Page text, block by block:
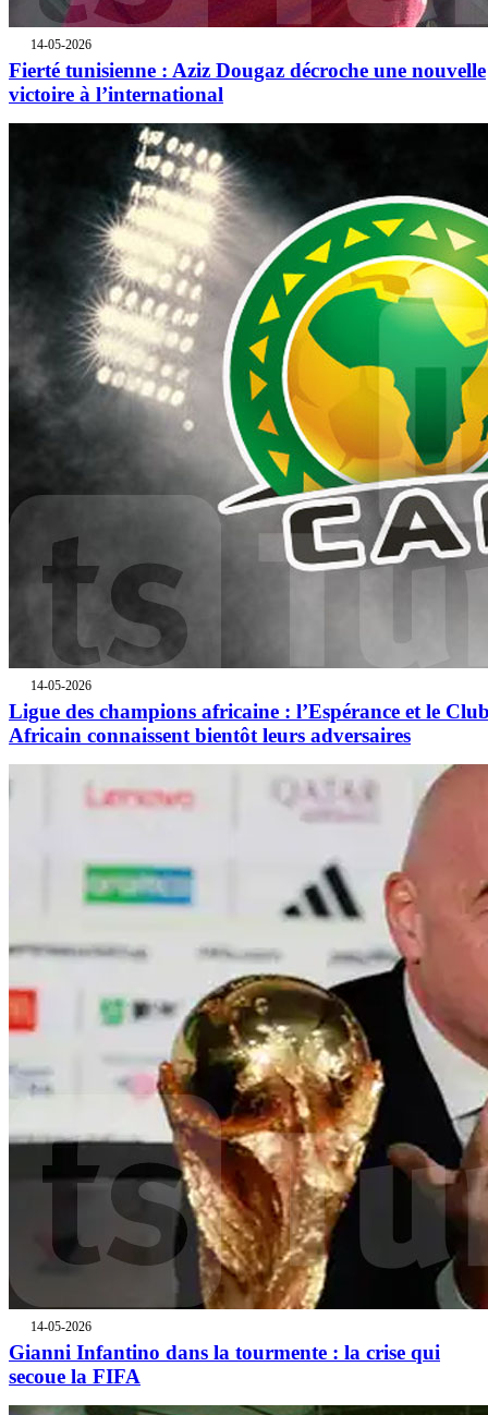
14-05-2026
Fierté tunisienne : Aziz Dougaz décroche une nouvelle
victoire à l’international
14-05-2026
Ligue des champions africaine : l’Espérance et le
Africain connaissent bientôt leurs adversaires
14-05-2026
Gianni Infantino dans la tourmente : la crise qui
secoue la FIFA